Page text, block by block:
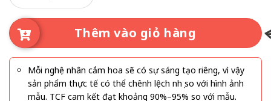
Thêm vào giỏ hàng
Mỗi nghệ nhân cắm hoa sẽ có sự sáng tạo riêng, vì vậy
sản phẩm thực tế có thể chênh lệch nhẹ so với hình ảnh
mẫu. TCF cam kết đạt khoảng 90%–95% so với mẫu.